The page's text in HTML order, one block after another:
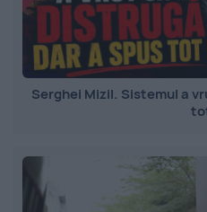
Serghei Mizil. Sistemul a